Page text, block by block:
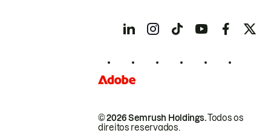
© 2026 Semrush Holdings.Todos os
direitos reservados.